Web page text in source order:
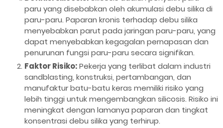
paru yang disebabkan oleh akumulasi debu silika di
paru-paru. Paparan kronis terhadap debu silika
menyebabkan parut pada jaringan paru-paru, yang
dapat menyebabkan kegagalan pernapasan dan
penurunan fungsi paru-paru secara signifikan.
Faktor Risiko:Pekerja yang terlibat dalam industri
sandblasting, konstruksi, pertambangan, dan
manufaktur batu-batu keras memiliki risiko yang
lebih tinggi untuk mengembangkan silicosis. Risiko ini
meningkat dengan lamanya paparan dan tingkat
konsentrasi debu silika yang terhirup.